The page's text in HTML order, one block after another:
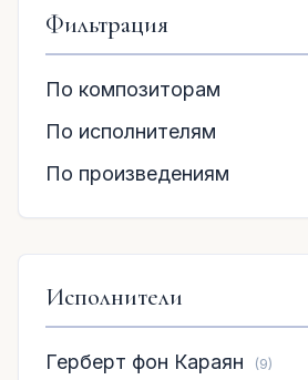
Фильтрация
По композиторам
По исполнителям
По произведениям
Исполнители
Герберт фон Караян (9)